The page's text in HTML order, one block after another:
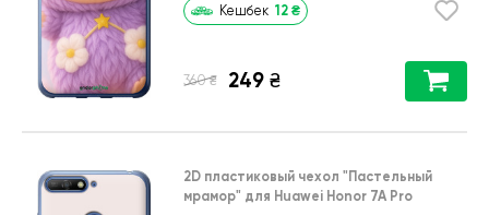
Кешбек 12 ₴
360 ₴ 249 ₴
2D пластиковый чехол "Пастельный
мрамор" для Huawei Honor 7A Pro